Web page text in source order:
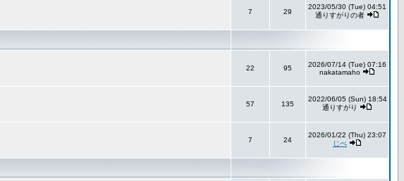
7 29
2023/05/30 (Tue) 04:51
通りすがりの者
22 95
2026/07/14 (Tue) 07:16
nakatamaho
57 135
2022/06/05 (Sun) 18:54
通りすがり
7 24
2026/01/22 (Thu) 23:07
じべ